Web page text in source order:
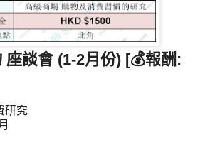
座談會 (1-2月份) [💰報酬:
研究